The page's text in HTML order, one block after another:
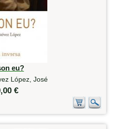
eu?
López, José
€